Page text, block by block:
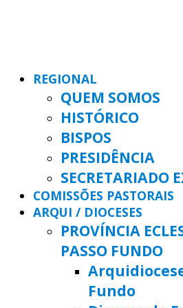
REGIONAL
QUEM SOMOS
HISTÓRICO
BISPOS
PRESIDÊNCIA
SECRETARIADO
COMISSÕES PASTORAIS
ARQUI / DIOCESES
PROVÍNCIA
PASSO FUNDO
Fundo